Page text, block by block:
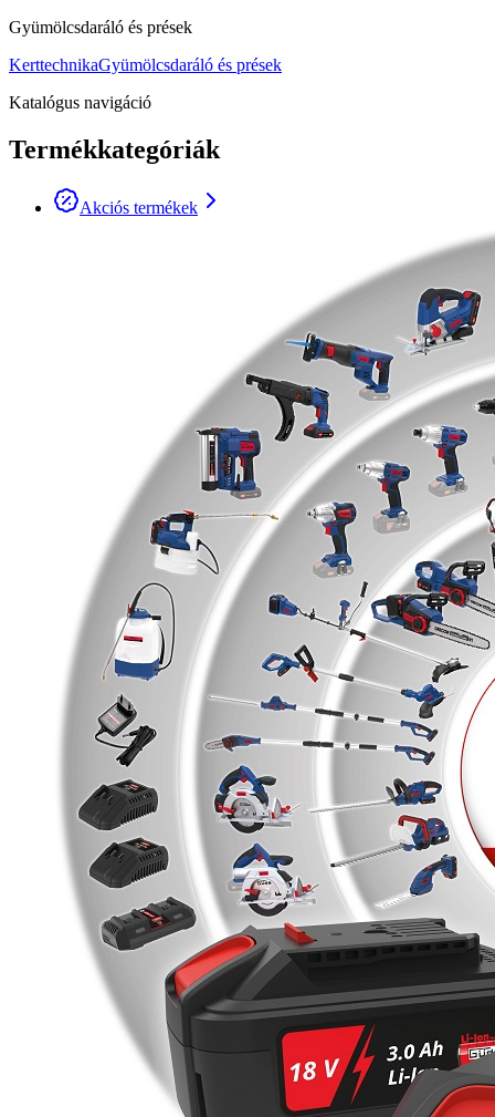
Gyümölcsdaráló és prések
KerttechnikaGyümölcsdaráló és prések
Katalógus navigáció
Termékkategóriák
Akciós termékek